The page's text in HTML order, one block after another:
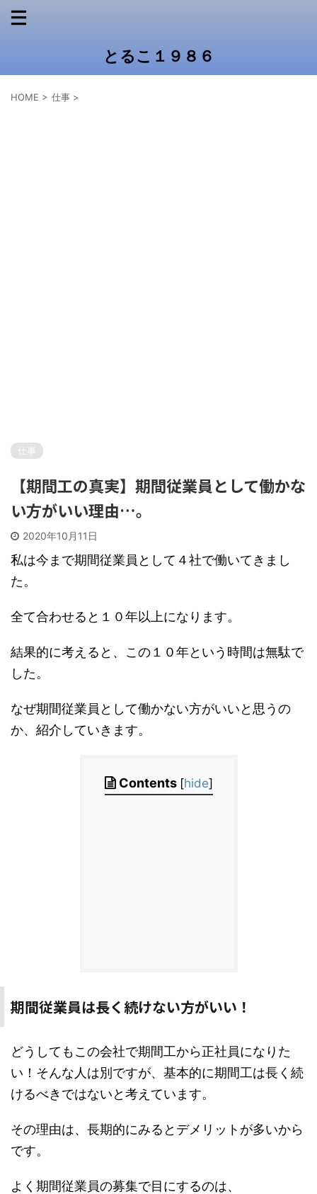
とるこ１９８６
HOME > 仕事 >
仕事
【期間工の真実】期間従業員として働かな
い方がいい理由…。
2020年10月11日
私は今まで期間従業員として４社で働いてきまし
た。
全て合わせると１０年以上になります。
結果的に考えると、この１０年という時間は無駄で
した。
なぜ期間従業員として働かない方がいいと思うの
か、紹介していきます。
Contents [hide]
期間従業員は長く続けない方がいい！
どうしてもこの会社で期間工から正社員になりた
い！そんな人は別ですが、基本的に期間工は長く続
けるべきではないと考えています。
その理由は、長期的にみるとデメリットが多いから
です。
よく期間従業員の募集で目にするのは、